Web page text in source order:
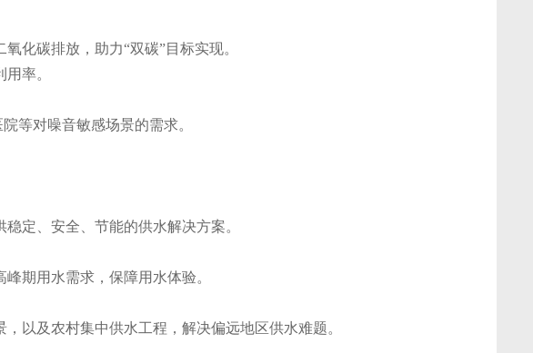
化碳排放，助力“双碳”目标实现。
率。
等对噪音敏感场景的需求。
定、安全、节能的供水解决方案。
期用水需求，保障用水体验。
以及农村集中供水工程，解决偏远地区供水难题。